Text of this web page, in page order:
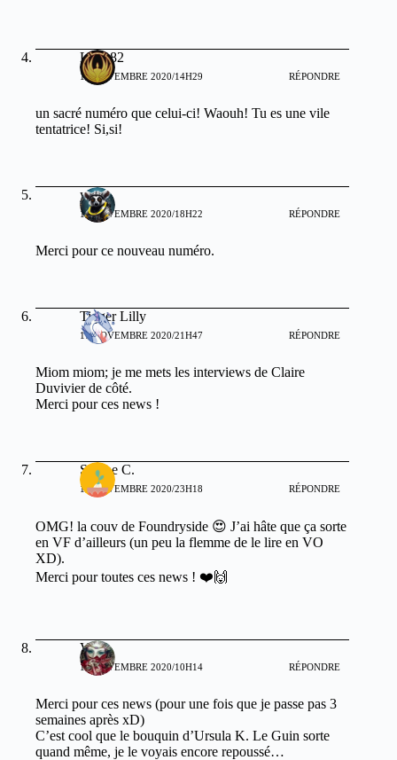
Lutin82
17 NOVEMBRE 2020/14H29 RÉPONDRE
un sacré numéro que celui-ci! Waouh! Tu es une vile
tentatrice! Si,si!
yogo
17 NOVEMBRE 2020/18H22 RÉPONDRE
Merci pour ce nouveau numéro.
Tigger Lilly
17 NOVEMBRE 2020/21H47 RÉPONDRE
Miom miom; je me mets les interviews de Claire
Duvivier de côté.
Merci pour ces news !
Sabine C.
17 NOVEMBRE 2020/23H18 RÉPONDRE
OMG! la couv de Foundryside 😍 J’ai hâte que ça sorte
en VF d’ailleurs (un peu la flemme de le lire en VO
XD).
Merci pour toutes ces news ! ❤️🙌
Vert
18 NOVEMBRE 2020/10H14 RÉPONDRE
Merci pour ces news (pour une fois que je passe pas 3
semaines après xD)
C’est cool que le bouquin d’Ursula K. Le Guin sorte
quand même, je le voyais encore repoussé…